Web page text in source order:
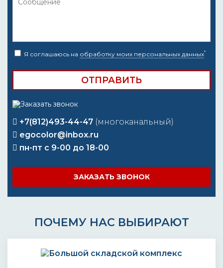
Я соглашаюсь на обработку моих персональных данных*
+7(812)493-44-47 (многоканальный)
egocolor@inbox.ru
пн-пт с 9-00 до 18-00
ЗАКАЗАТЬ ЗВОНОК
ПОЧЕМУ НАС ВЫБИРАЮТ